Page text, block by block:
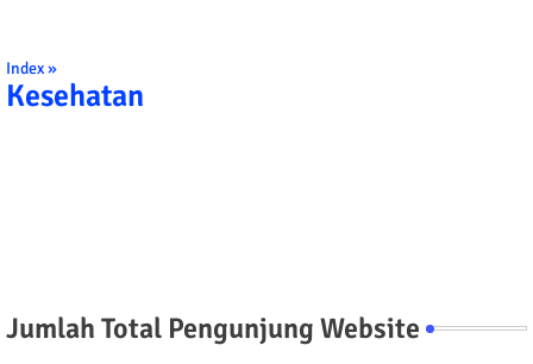
Index »
Kesehatan
Jumlah Total Pengunjung Website